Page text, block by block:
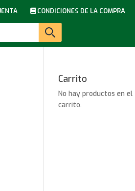
CONDICIONES DE LA COMPRA
Carrito
No hay productos en el
carrito.